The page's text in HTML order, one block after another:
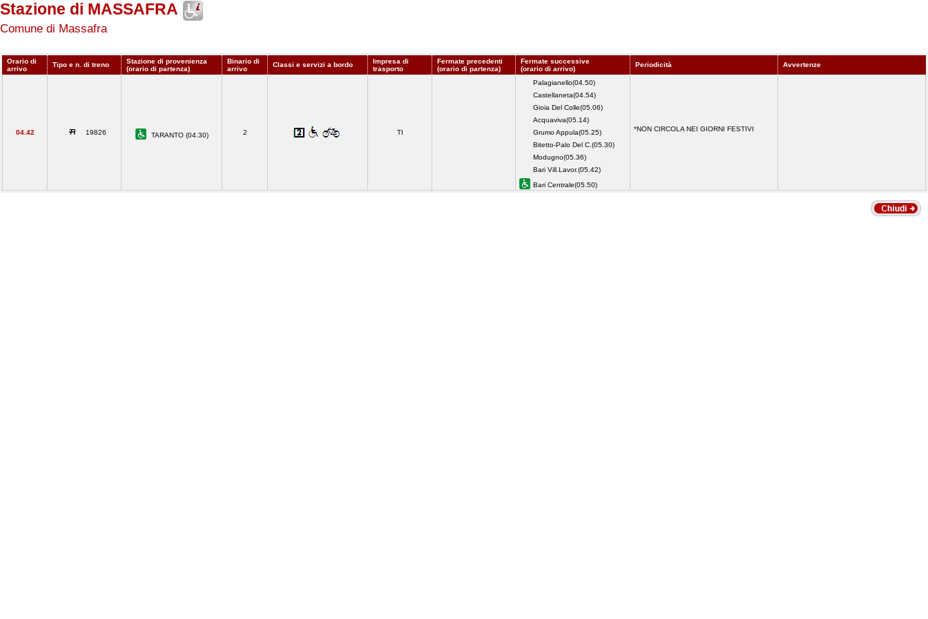
Stazione di MASSAFRA
Comune di Massafra
Orario di
arrivo
Tipo e n. di treno
Stazione di provenienza
(orario di partenza)
Binario di
arrivo
Classi e servizi a bordo
Impresa di
trasporto
Fermate precedenti
(orario di partenza)
Fermate successive
(orario di arrivo)
Periodicità Avvertenze
04.42 19826 TARANTO (04.30) 2 TI
Palagianello(04.50)
Castellaneta(04.54)
Gioia Del Colle(05.06)
Acquaviva(05.14)
Grumo Appula(05.25)
Bitetto-Palo Del C.(05.30)
Modugno(05.36)
Bari Vill.Lavor.(05.42)
Bari Centrale(05.50)
*NON CIRCOLA NEI GIORNI FESTIVI